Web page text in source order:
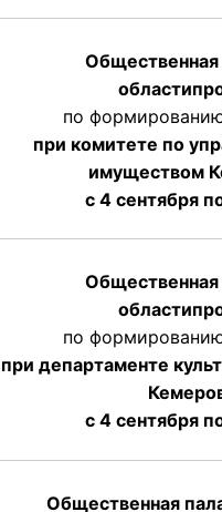
Общественная
области
по
при комитете по
имуществом
с 4 сентября
Общественная
области
по
при департаменте
с 4 сентября
Общественная